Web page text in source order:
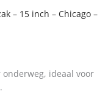
– 15 inch – Chicago –
ideaal voor